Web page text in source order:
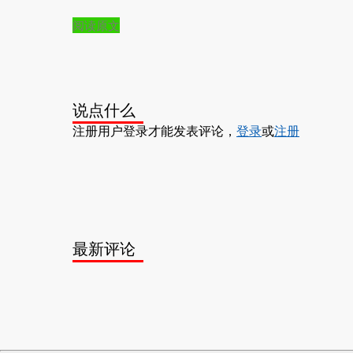
阅读原文
说点什么
注册用户登录才能发表评论， 登录或注册
最新评论